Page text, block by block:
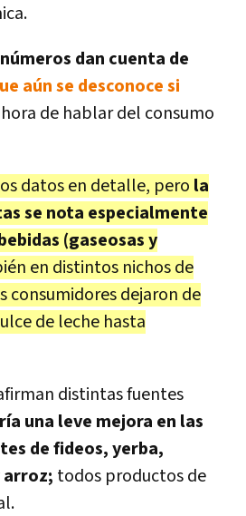
dan cuenta de
aún se desconoce si
de hablar del consumo
datos en detalle, pero la
se nota especialmente
(gaseosas y
en distintos nichos de
consumidores dejaron de
de leche hasta
distintas fuentes
una leve mejora en las
de fideos, yerba,
arroz; todos productos de